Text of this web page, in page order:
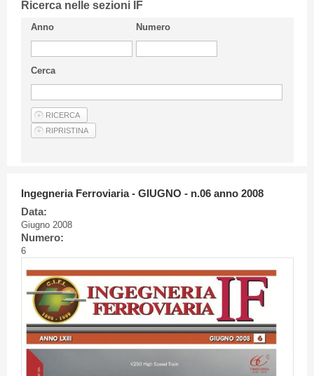
Linee Guida
Privacy Policy
Articoli
Ricerca nelle sezioni IF
Anno Numero
Cerca
Ingegneria Ferroviaria - GIUGNO - n.06 anno 2008
Data:
Giugno 2008
Numero:
6